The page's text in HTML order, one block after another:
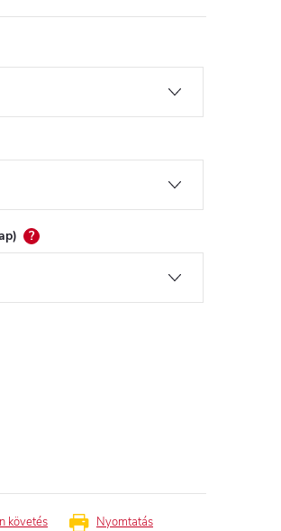
?
Nyomtatás
követés